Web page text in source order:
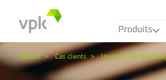
Produits
Accueil Cas clients Un carton de